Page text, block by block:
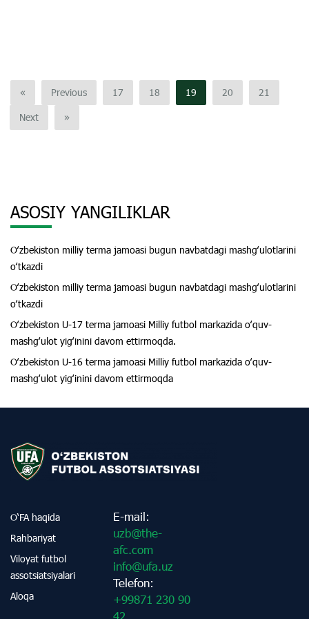
« Previous 17 18 19 20 21
Next »
ASOSIY YANGILIKLAR
Oʻzbekiston milliy terma jamoasi bugun navbatdagi mashgʻulotlarini
oʻtkazdi
Oʻzbekiston milliy terma jamoasi bugun navbatdagi mashgʻulotlarini
oʻtkazdi
Oʻzbekiston U-17 terma jamoasi Milliy futbol markazida oʻquv-
mashgʻulot yigʻinini davom ettirmoqda.
Oʻzbekiston U-16 terma jamoasi Milliy futbol markazida oʻquv-
mashgʻulot yigʻinini davom ettirmoqda
O‘FA haqida
Rahbariyat
Viloyat futbol
assotsiatsiyalari
Aloqa
E-mail:
uzb@the-
afc.com
info@ufa.uz
Telefon:
+99871 230 90
42